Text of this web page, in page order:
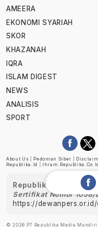
AMEERA
EKONOMI SYARIAH
SKOR
KHAZANAH
IQRA
ISLAM DIGEST
NEWS
ANALISIS
SPORT
About Us Pedoman Siber
Republika.id
Ihram.republika.co.id
Republika telah
Sertifikat Nomor
https://
© 2026 PT Republika Media